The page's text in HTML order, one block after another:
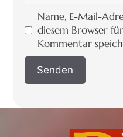
Name, E-Mail-
diesem Browser
Kommentar